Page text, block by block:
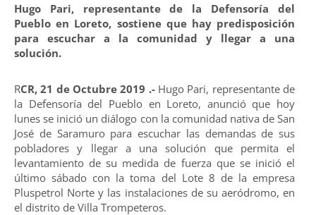
Hugo Pari, representante de la Defensoría del
Pueblo en Loreto, sostiene que hay predisposición
para escuchar a la comunidad y llegar a una
solución.
RCR, 21 de Octubre 2019 .-Hugo Pari, representante de
la Defensoría del Pueblo en Loreto, anunció que hoy
lunes se inició un diálogo con la comunidad nativa de San
José de Saramuro para escuchar las demandas de sus
pobladores y llegar a una solución que permita el
levantamiento de su medida de fuerza que se inició el
último sábado con la toma del Lote 8 de la empresa
Pluspetrol Norte y las instalaciones de su aeródromo, en
el distrito de Villa Trompeteros.